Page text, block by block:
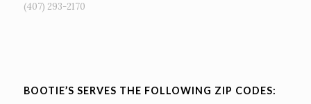
(407) 293-2170
BOOTIE’S SERVES THE FOLLOWING ZIP CODES: